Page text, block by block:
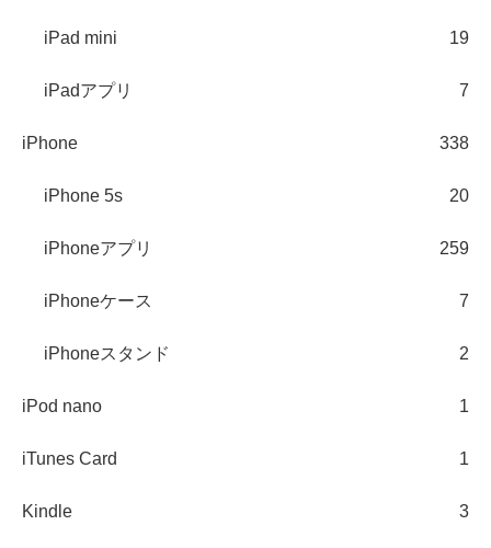
iPad mini 19
iPadアプリ 7
iPhone 338
iPhone 5s 20
iPhoneアプリ 259
iPhoneケース 7
iPhoneスタンド 2
iPod nano 1
iTunes Card 1
Kindle 3